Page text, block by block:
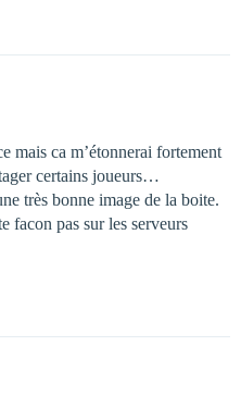
mais ca m’étonnerai fortement
certains joueurs…
très bonne image de la boite.
facon pas sur les serveurs